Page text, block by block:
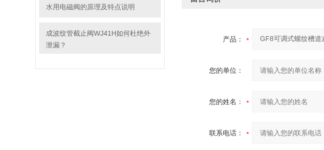
水用电磁阀的原理及特点说明
成波纹管截止阀WJ41H如何杜绝外
泄漏？
产品：
您的单位：
您的姓名：
联系电话：